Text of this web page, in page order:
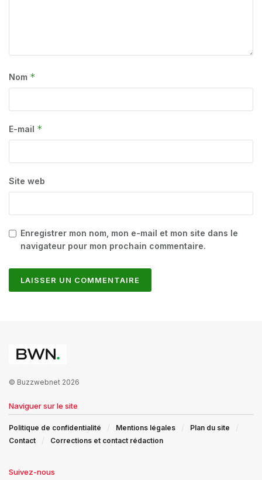
Nom *
E-mail *
Site web
Enregistrer mon nom, mon e-mail et mon site dans le
navigateur pour mon prochain commentaire.
© Buzzwebnet 2026
Naviguer sur le site
Politique de confidentialité Mentions légales
Plan du site
Contact
Corrections et contact rédaction
Suivez-nous